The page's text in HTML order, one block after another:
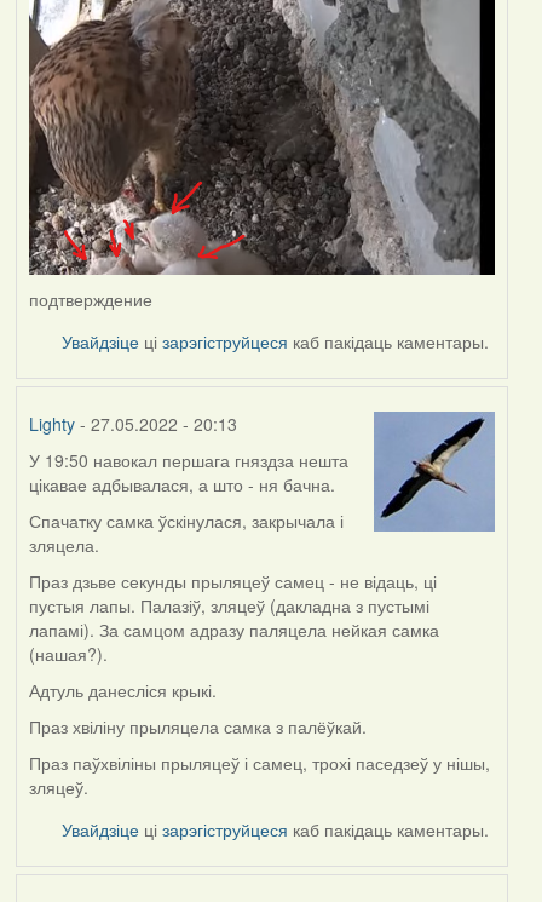
подтверждение
Увайдзіце цізарэгіструйцеся каб пакідаць каментары.
Lighty- 27.05.2022 - 20:13
У 19:50 навокал першага гняздза нешта
цікавае адбывалася, а што - ня бачна.
Спачатку самка ўскінулася, закрычала і
зляцела.
Праз дзьве секунды прыляцеў самец - не відаць, ці
пустыя лапы. Палазіў, зляцеў (дакладна з пустымі
лапамі). За самцом адразу паляцела нейкая самка
(нашая?).
Адтуль данесліся крыкі.
Праз хвіліну прыляцела самка з палёўкай.
Праз паўхвіліны прыляцеў і самец, трохі паседзеў у нішы,
зляцеў.
Увайдзіце цізарэгіструйцеся каб пакідаць каментары.